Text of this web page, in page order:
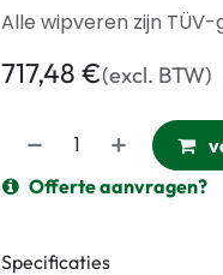
Alle wipveren zijn TÜV-
717,48 €(excl. BTW)
Offerte aanvragen?
Specificaties